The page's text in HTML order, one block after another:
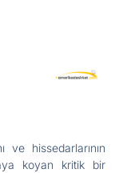
ve hissedarlarının
koyan kritik bir